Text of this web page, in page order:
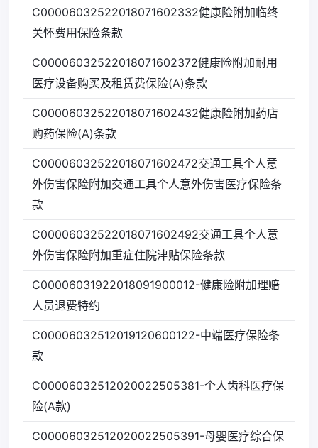
C00006032522018071602332健康险附加临终
关怀费用保险条款
C00006032522018071602372健康险附加耐用
医疗设备购买及租赁费保险(A)条款
C00006032522018071602432健康险附加药店
购药保险(A)条款
C00006032522018071602472交通工具个人意
外伤害保险附加交通工具个人意外伤害医疗保险条
款
C00006032522018071602492交通工具个人意
外伤害保险附加重症住院津贴保险条款
C00006031922018091900012-健康险附加理赔
人员退费特约
C00006032512019120600122-中端医疗保险条
款
C00006032512020022505381-个人齿科医疗保
险(A款)
C00006032512020022505391-母婴医疗综合保